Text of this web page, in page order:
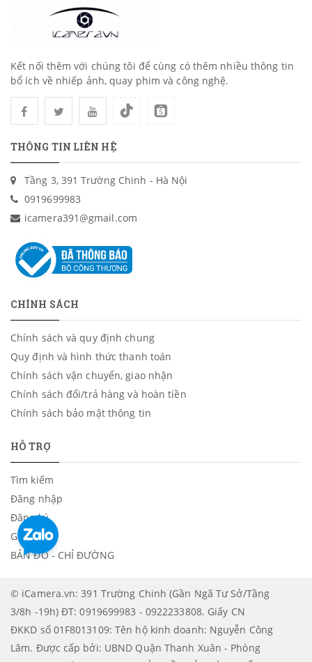
Kết nối thêm với chúng tôi để cùng có thêm nhiều thông tin
bổ ích về nhiếp ảnh, quay phim và công nghệ.
THÔNG TIN LIÊN HỆ
Tầng 3, 391 Trường Chinh - Hà Nội
0919699983
icamera391@gmail.com
CHÍNH SÁCH
Chính sách và quy định chung
Quy định và hình thức thanh toán
Chính sách vận chuyển, giao nhận
Chính sách đổi/trả hàng và hoàn tiền
Chính sách bảo mật thông tin
HỖ TRỢ
Tìm kiếm
Đăng nhập
Đăng ký
Giỏ hàng
BẢN ĐỒ - CHỈ ĐƯỜNG
© iCamera.vn: 391 Trường Chinh (Gần Ngã Tư Sở/Tầng
3/8h -19h) ĐT: 0919699983 - 0922233808. Giấy CN
ĐKKD số 01F8013109: Tên hộ kinh doanh: Nguyễn Công
Lâm. Được cấp bởi: UBND Quận Thanh Xuân - Phòng